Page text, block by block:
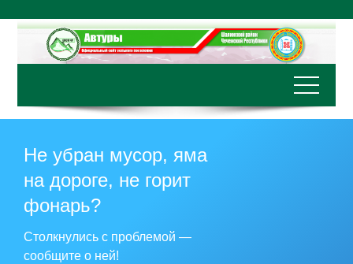
содержимому
Не убран мусор, яма
на дороге, не горит
фонарь?
Столкнулись с проблемой —
сообщите о ней!